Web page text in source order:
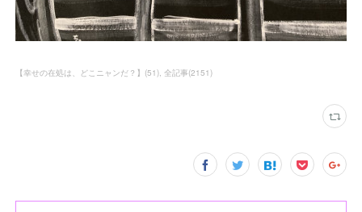
【幸せの在処は、どこニャンだ？】 (51) 全記事(2151)